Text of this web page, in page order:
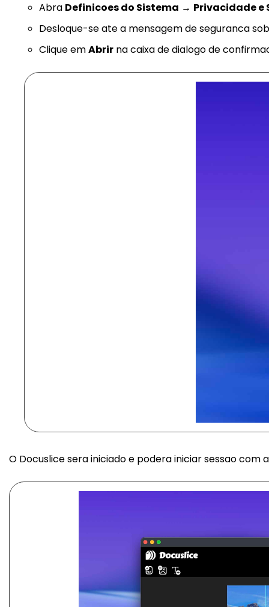
Abra Definicoes do Sistema → Privacidade e
Desloque-se ate a mensagem de seguranca
Clique emAbrir na caixa de dialogo de
O Docuslice sera iniciado e podera iniciar sessao com